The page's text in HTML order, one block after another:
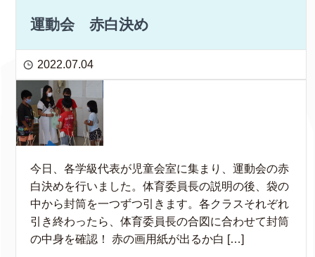
運動会 赤白決め
2022.07.04
今日、各学級代表が児童会室に集まり、運動会の赤
白決めを行いました。体育委員長の説明の後、袋の
中から封筒を一つずつ引きます。各クラスそれぞれ
引き終わったら、体育委員長の合図に合わせて封筒
の中身を確認！ 赤の画用紙が出るか白 […]